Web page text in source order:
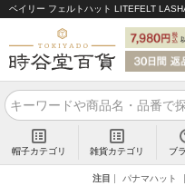
帽子カテゴリ 雑貨カテゴリ ブ
注目 パナマハット